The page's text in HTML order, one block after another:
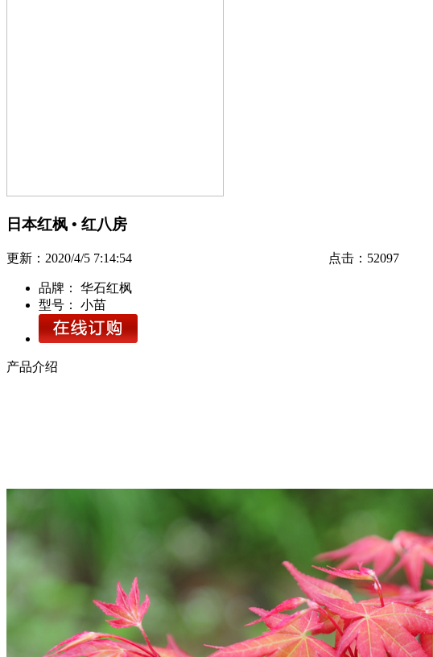
日本红枫 • 红八房
更新：2020/4/5 7:14:54 点击：52097
品牌：
华石红枫
型号：
小苗
产品介绍